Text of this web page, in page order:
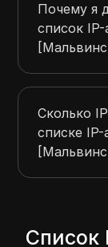
Почему я
список
Сколько
списке
Список